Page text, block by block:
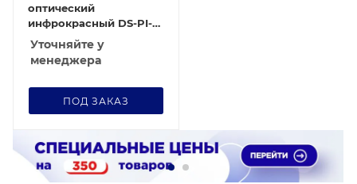
оптический
инфрокрасный DS-PI-
D100/FM
Уточняйте у
менеджера
ПОД ЗАКАЗ